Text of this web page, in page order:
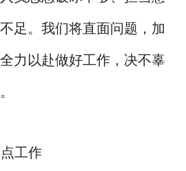
足。我们将直面问题，加
力以赴做好工作，决不辜
工作